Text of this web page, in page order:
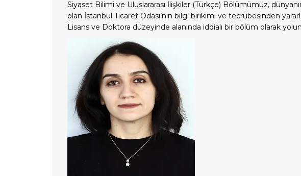
Siyaset Bilimi ve Uluslararası İlişkiler (Türkçe) Bölümümüz,
olan İstanbul Ticaret Odası’nın bilgi birikimi ve tecrübesinden
Lisans ve Doktora düzeyinde alanında iddialı bir bölüm olarak